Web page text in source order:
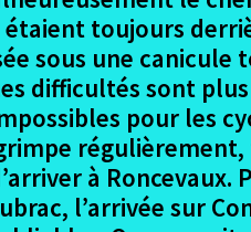
toujours
sous une canicule
difficultés sont
pour les
à
l’arrivée sur